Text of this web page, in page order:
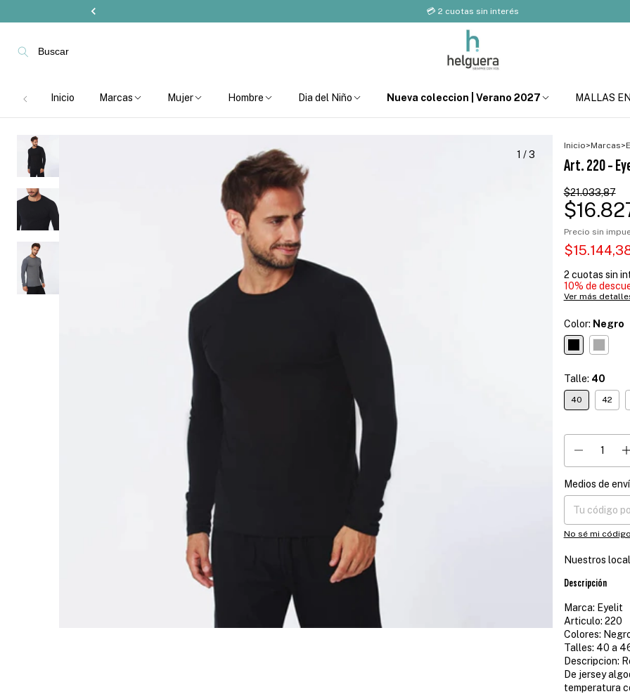
💳 2 cuotas sin interés
Buscar
Inicio Marcas Mujer Hombre Dia del Niño Nueva coleccion | Verano 2027 MALLAS
1 /3
Inicio>Marcas>
Art. 220 -
$21.033,87
Precio sin
2 cuotas sin
10% de
Ver más
Color: Negro
Talle: 40
40 42
Entregas para el
Medios de
No sé mi
Nuestros
Descripción
Marca: Eyelit
Articulo: 220
Colores:
Talles: 40 a
Descripcion:
De jersey
temperatura